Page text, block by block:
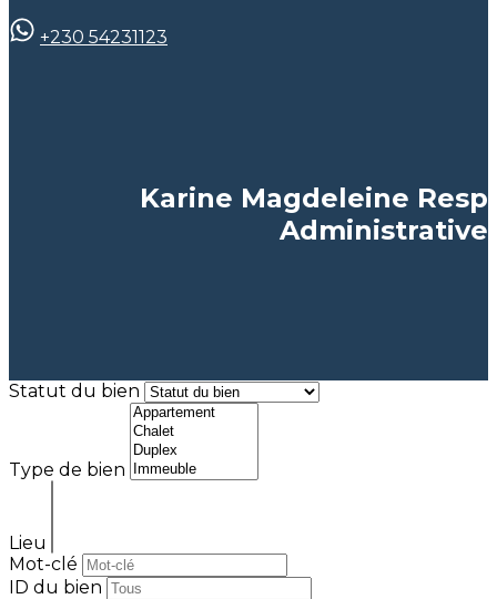
+230 54231123
Karine Magdeleine Resp
Administrative
Statut du bien
Type de bien
Lieu
Mot-clé
ID du bien